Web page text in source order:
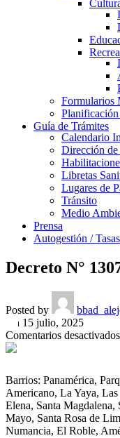
Formularios
Guía de Trámites
Calendario
Dirección de
Libretas
Lugares de
Tránsito
Medio
Prensa
Autogestión / Tasas
Decreto N°
Posted by
On 15 julio, 2025
Comentarios desactivados
Barrios: Panamérica,
Americano, La Yaya,
Elena, Santa
Mayo, Santa Rosa de
Numancia, El Roble,